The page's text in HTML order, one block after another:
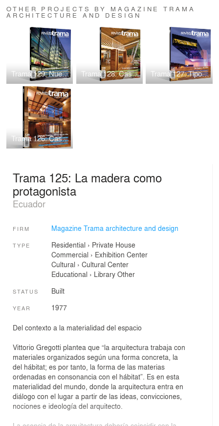
OTHER PROJECTS BY MAGAZINE TRAMA
ARCHITECTURE AND DESIGN
Trama 129: Nueva arquitectura internacional Trama 128: Casas Latinoamericanas Trama 127: Tipologías y desafíos
Trama 126: Casas en Ecuador: últimas tendencias
Trama 125: La madera como
protagonista
Ecuador
FIRM Magazine Trama architecture and design
TYPE Residential › Private House
Commercial › Exhibition Center
Cultural › Cultural Center
Educational › Library Other
STATUS Built
YEAR 1977
Del contexto a la materialidad del espacio
Vittorio Gregotti plantea que “la arquitectura trabaja con
materiales organizados según una forma concreta, la
del hábitat; es por tanto, la forma de las materias
ordenadas en consonancia con el hábitat”. Es en esta
materialidad del mundo, donde la arquitectura entra en
diálogo con el lugar a partir de las ideas, convicciones,
nociones e ideología del arquitecto.